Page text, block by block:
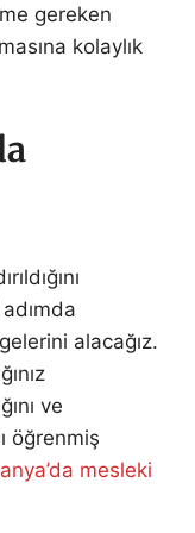
gereken
kolaylık
alacağız.
ve
öğrenmiş
mesleki